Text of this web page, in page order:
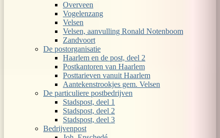
Overveen
Vogelenzang
Velsen
Velsen, aanvulling Ronald Notenboom
Zandvoort
De postorganisatie
Haarlem en de post, deel 2
Postkantoren van Haarlem
Posttarieven vanuit Haarlem
Aantekenstrookjes gem. Velsen
De particuliere postbedrijven
Stadspost, deel 1
Stadspost, deel 2
Stadspost, deel 3
Bedrijvenpost